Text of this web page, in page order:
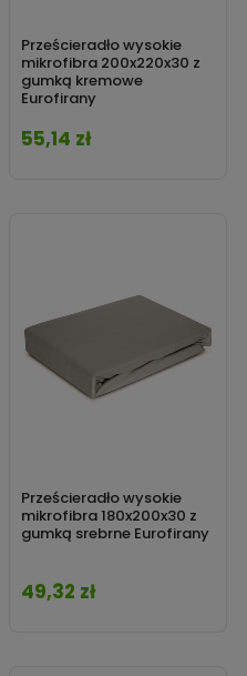
Prześcieradło wysokie
mikrofibra 200x220x30 z
gumką kremowe
Eurofirany
Cena
55,14 zł
Prześcieradło wysokie
mikrofibra 180x200x30 z
gumką srebrne Eurofirany
Cena
49,32 zł